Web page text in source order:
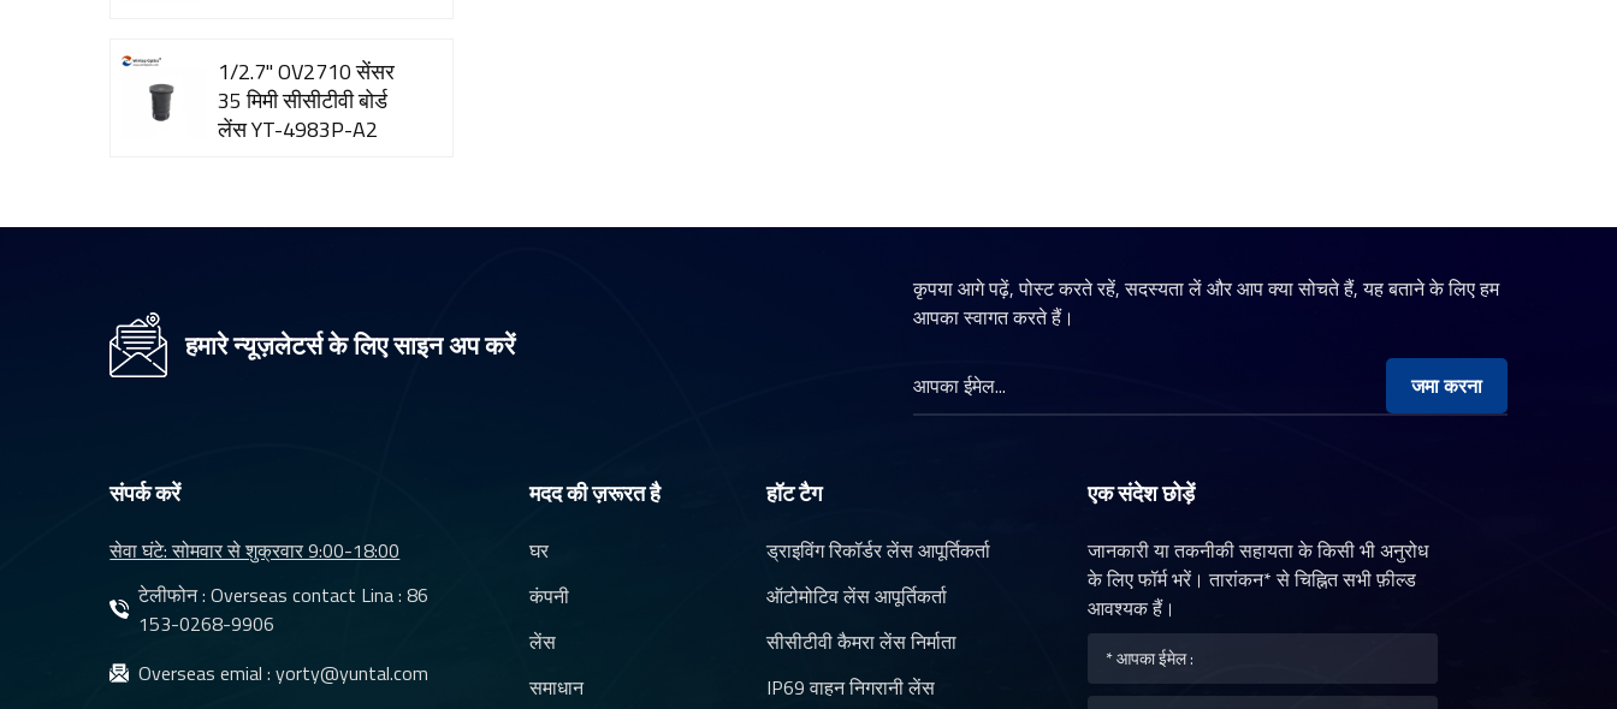
1/2.7" OV2710 सेंसर
35 मिमी सीसीटीवी बोर्ड
लेंस YT-4983P-A2
मॉड्यूल कैमरा लेंस YT-
वाटर प्रूफ नाइट विज़न
के लिए DMS लेंस और
CMS लेंस
इलेक्ट्रॉनिक CMS लेंस
इन्फ्रारेड कार रियर व्यू
हमारे न्यूज़लेटर्स के लिए साइन अप करें
कृपया आगे पढ़ें, पोस्ट करते रहें, सदस्यता लें और आप क्या सोचते हैं, यह बताने के लिए हम
आपका स्वागत करते हैं।
जमा करना
संपर्क करें
सेवा घंटे: सोमवार से शुक्रवार 9:00-18:00
टेलीफोन : Overseas contact Lina :86
153-0268-9906
Overseas emial :yorty@yuntal.com
मदद की ज़रूरत है
घर
कंपनी
लेंस
समाधान
हॉट टैग
ड्राइविंग रिकॉर्डर लेंस आपूर्तिकर्ता
ऑटोमोटिव लेंस आपूर्तिकर्ता
सीसीटीवी कैमरा लेंस निर्माता
IP69 वाहन निगरानी लेंस
एक संदेश छोड़ें
जानकारी या तकनीकी सहायता के किसी भी अनुरोध
के लिए फॉर्म भरें। तारांकन* से चिह्नित सभी फ़ील्ड
आवश्यक हैं।